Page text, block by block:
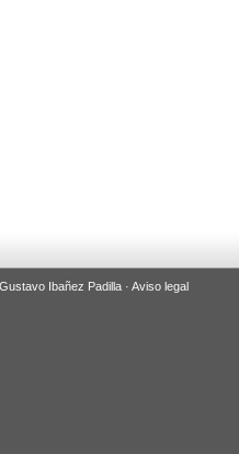
Ibañez Padilla · Aviso legal